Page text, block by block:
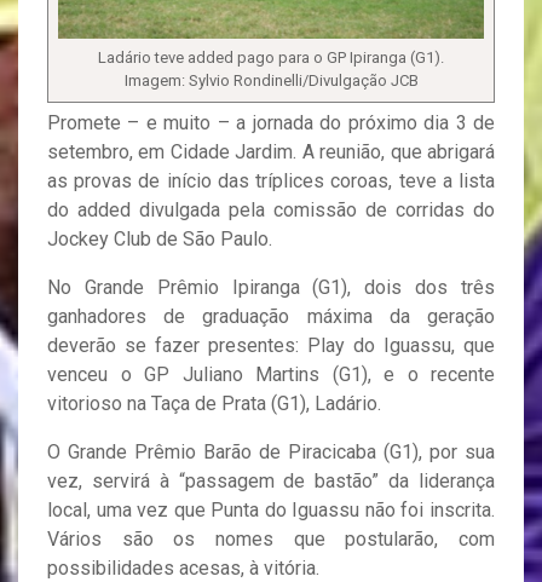
Ladário teve added pago para o GP Ipiranga (G1).
Imagem: Sylvio Rondinelli/Divulgação JCB
Promete – e muito – a jornada do próximo dia 3 de
setembro, em Cidade Jardim. A reunião, que abrigará
as provas de início das tríplices coroas, teve a lista
do added divulgada pela comissão de corridas do
Jockey Club de São Paulo.
No Grande Prêmio Ipiranga (G1), dois dos três
ganhadores de graduação máxima da geração
deverão se fazer presentes: Play do Iguassu, que
venceu o GP Juliano Martins (G1), e o recente
vitorioso na Taça de Prata (G1), Ladário.
O Grande Prêmio Barão de Piracicaba (G1), por sua
vez, servirá à “passagem de bastão” da liderança
local, uma vez que Punta do Iguassu não foi inscrita.
Vários são os nomes que postularão, com
possibilidades acesas, à vitória.